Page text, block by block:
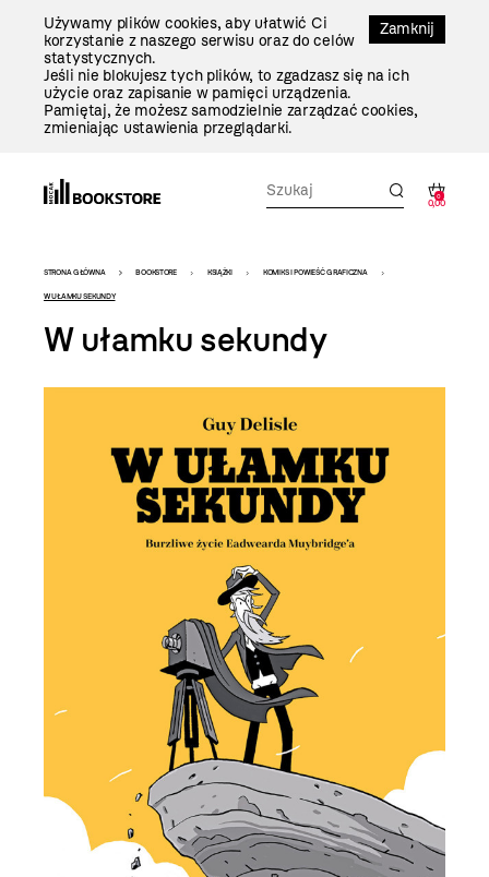
Zamknij
Używamy plików cookies, aby ułatwić Ci
korzystanie z naszego serwisu oraz do celów
statystycznych.
Jeśli nie blokujesz tych plików, to zgadzasz się na ich
użycie oraz zapisanie w pamięci urządzenia.
Pamiętaj, że możesz samodzielnie zarządzać cookies,
zmieniając ustawienia przeglądarki.
0
0,00
Bookstore
-
szablon
STRONA GŁÓWNA BOOKSTORE KSIĄŻKI KOMIKS I POWIEŚĆ GRAFICZNA
W UŁAMKU SEKUNDY
W ułamku sekundy